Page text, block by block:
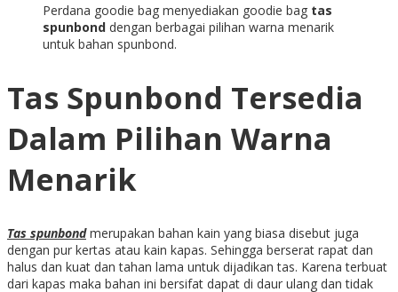
Perdana goodie bag menyediakan goodie bag tas
spunbond dengan berbagai pilihan warna menarik
untuk bahan spunbond.
Tas Spunbond Tersedia
Dalam Pilihan Warna
Menarik
Tas spunbondmerupakan bahan kain yang biasa disebut juga
dengan pur kertas atau kain kapas. Sehingga berserat rapat dan
halus dan kuat dan tahan lama untuk dijadikan tas. Karena terbuat
dari kapas maka bahan ini bersifat dapat di daur ulang dan tidak